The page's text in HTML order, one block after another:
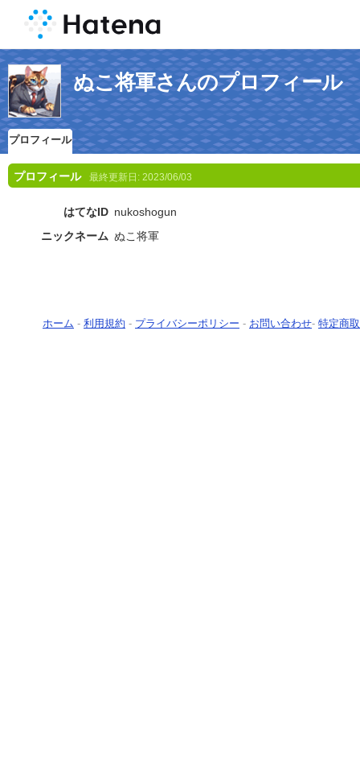
ぬこ将軍さんのプロフィール
プロフィール
プロフィール 最終更新日: 2023/06/03
はてなID nukoshogun
ニックネーム ぬこ将軍
ホーム - 利用規約 - プライバシーポリシー - お問い合わせ- 特定商